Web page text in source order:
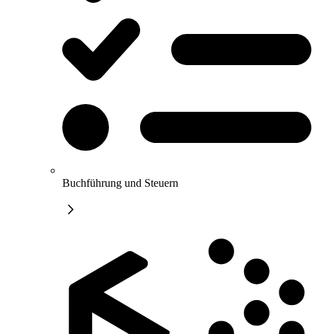
Buchführung und Steuern